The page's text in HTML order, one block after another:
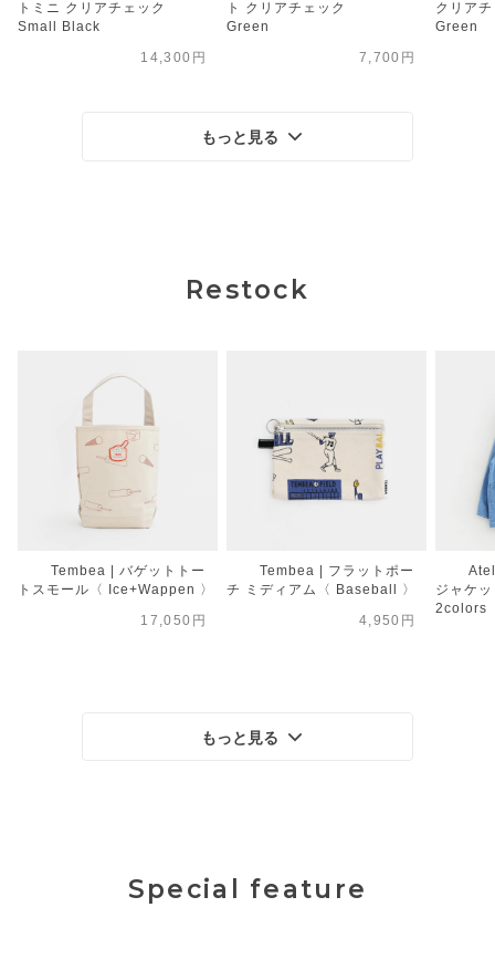
トミニ クリアチェック
Small Black
14,300円
ト クリアチェック
Green
7,700円
クリア
Green
もっと見る
Restock
Tembea | バゲットトー
トスモール〈 Ice+Wappen 〉
17,050円
Tembea | フラットポー
チ ミディアム〈 Baseball 〉
4,950円
ジャケ
2colors
もっと見る
Special feature